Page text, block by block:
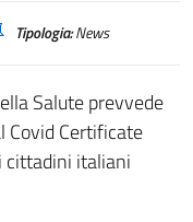
Tipologia:News
Salute prevvede
Covid Certificate
cittadini italiani